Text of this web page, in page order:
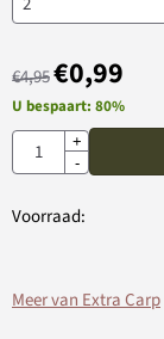
€4,95€0,99
U bespaart: 80%
Aantal
+
-
Voorraad:
Meer van Extra Carp